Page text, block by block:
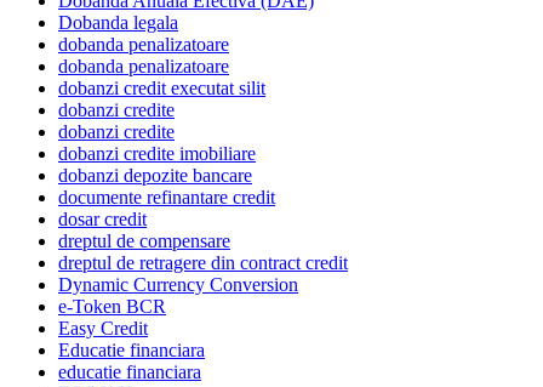
Dobanda legala
dobanda penalizatoare
dobanda penalizatoare
dobanzi credit executat silit
dobanzi credite
dobanzi credite
dobanzi credite imobiliare
dobanzi depozite bancare
documente refinantare credit
dosar credit
dreptul de compensare
dreptul de retragere din contract credit
Dynamic Currency Conversion
e-Token BCR
Easy Credit
Educatie financiara
educatie financiara